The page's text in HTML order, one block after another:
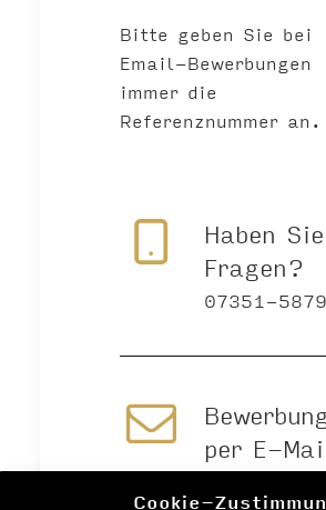
Cookie-
Bitte geben Sie bei
Email-Bewerbungen
immer die
Referenznummer an.
Haben Sie
Fragen?
07351-
per E-